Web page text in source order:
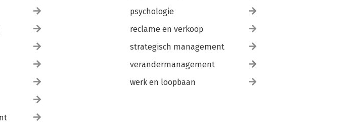
psychologie
reclame en verkoop
strategisch management
verandermanagement
werk en loopbaan